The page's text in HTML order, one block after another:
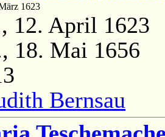
1623
12. April 1623
18. Mai 1656
Bernsau